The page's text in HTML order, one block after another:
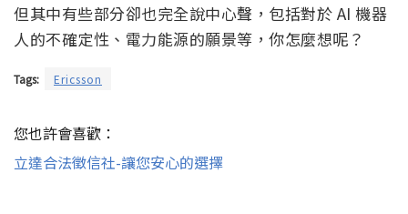
但其中有些部分卻也完全說中心聲，包括對於 AI 機器
人的不確定性、電力能源的願景等，你怎麼想呢？
Tags: Ericsson
您也許會喜歡：
立達合法徵信社-讓您安心的選擇